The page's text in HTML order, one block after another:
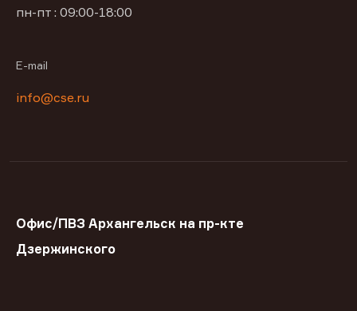
пн-пт : 09:00-18:00
E-mail
info@cse.ru
Офис/ПВЗ Архангельск на пр-кте
Дзержинского